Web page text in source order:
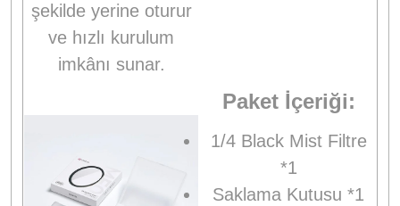
şekilde yerine oturur
ve hızlı kurulum
imkânı sunar.
Paket İçeriği:
1/4 Black Mist Filtre
*1
Saklama Kutusu *1